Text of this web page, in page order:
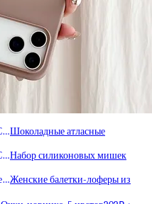
Шоколадные атласные
Набор силиконовых мишек
Женские балетки-лоферы из